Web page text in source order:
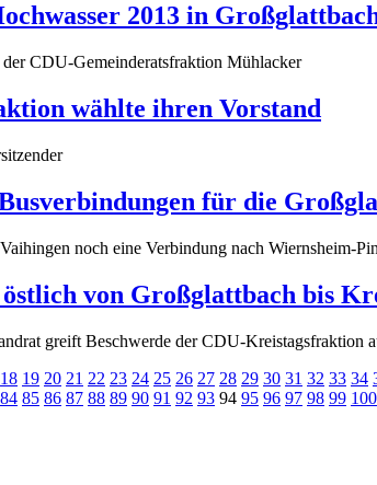
2013 in
CDU-Gemeinderatsfraktion Mühlacker
wählte ihren Vorstand
für die
noch eine Verbindung nach Wiernsheim-
von Großglattbach bis
greift Beschwerde der CDU-Kreistagsfraktion
18 19 20 21 22 23 24 25 26 27 28 29 30 31 32 33 34
84 85 86 87 88 89 90 91 92 93 94 95 96 97 98 99 100